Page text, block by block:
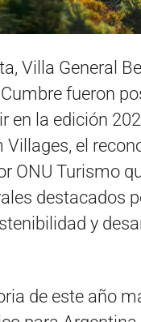
Villa General
fueron
en la edición
Villages, el
ONU Turismo
destacados
y
de este año